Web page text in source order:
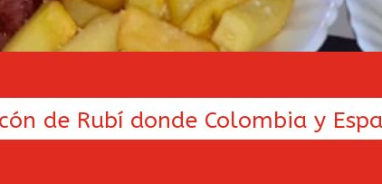
de Rubí donde Colombia y